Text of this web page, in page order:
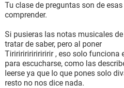
Tu clase de preguntas son de
comprender.
Si pusieras las notas musicales
tratar de saber, pero al poner
Tiriririririririririr , eso solo funciona
para escucharse, como las
leerse ya que lo que pones solo
resto no nos dice nada.